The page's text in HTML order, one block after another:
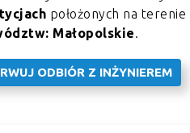
położonych na terenie
Małopolskie.
ODBIÓR Z INŻYNIEREM